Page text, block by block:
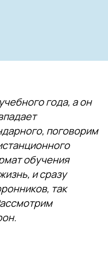
года, а он
поговорим
обучения
и сразу
так